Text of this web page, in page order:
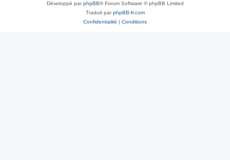
Développé parphpBB® Forum Software © phpBB Limited
Traduit parphpBB-fr.com
Confidentialité | Conditions